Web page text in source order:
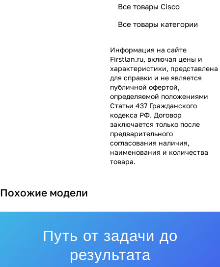
Все товары Cisco
Все товары категории
Информация на сайте
Firstlan.ru, включая цены и
характеристики, представлена
для справки и не является
публичной офертой,
определяемой положениями
Статьи 437 Гражданского
кодекса РФ. Договор
заключается только после
предварительного
согласования наличия,
наименования и количества
товара.
Похожие модели
Путь от задачи до
результата